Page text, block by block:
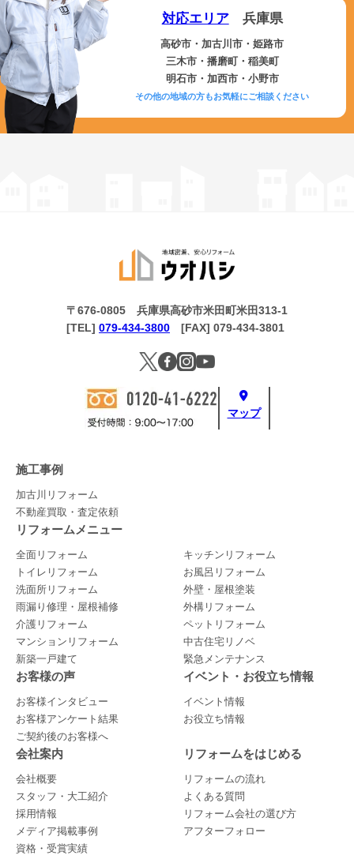
対応エリア兵庫県
高砂市・加古川市・姫路市
三木市・播磨町・稲美町
明石市・加西市・小野市
その他の地域の方もお気軽にご相談ください
マップ
〒676-0805 兵庫県高砂市米田町米田313-1
[TEL] 079-434-3800 [FAX] 079-434-3801
施工事例
加古川リフォーム
不動産買取・査定依頼
リフォームメニュー
全面リフォーム
キッチンリフォーム
トイレリフォーム
お風呂リフォーム
洗面所リフォーム
外壁・屋根塗装
雨漏り修理・屋根補修
外構リフォーム
介護リフォーム
ペットリフォーム
マンションリフォーム
中古住宅リノベ
新築一戸建て
緊急メンテナンス
お客様の声
お客様インタビュー
お客様アンケート結果
ご契約後のお客様へ
イベント・お役立ち情報
イベント情報
お役立ち情報
会社案内
会社概要
スタッフ・大工紹介
採用情報
メディア掲載事例
資格・受賞実績
リフォームをはじめる
リフォームの流れ
よくある質問
リフォーム会社の選び方
アフターフォロー